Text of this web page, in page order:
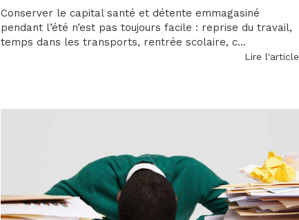
Conserver le capital santé et détente emmagasiné
pendant l’été n’est pas toujours facile : reprise du travail,
temps dans les transports, rentrée scolaire, c...
Lire l'article